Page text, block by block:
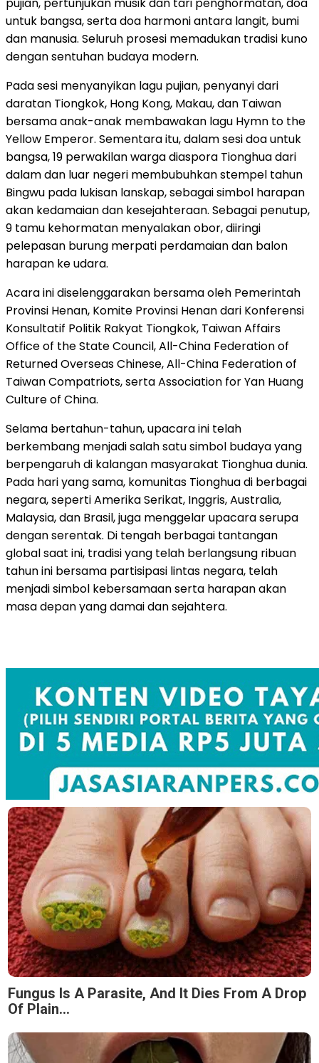
untuk bangsa, serta doa harmoni antara langit, bumi
dan manusia. Seluruh prosesi memadukan tradisi kuno
dengan sentuhan budaya modern.
Pada sesi menyanyikan lagu pujian, penyanyi dari
daratan Tiongkok, Hong Kong, Makau, dan Taiwan
bersama anak-anak membawakan lagu Hymn to the
Yellow Emperor. Sementara itu, dalam sesi doa untuk
bangsa, 19 perwakilan warga diaspora Tionghua dari
dalam dan luar negeri membubuhkan stempel tahun
Bingwu pada lukisan lanskap, sebagai simbol harapan
akan kedamaian dan kesejahteraan. Sebagai penutup,
9 tamu kehormatan menyalakan obor, diiringi
pelepasan burung merpati perdamaian dan balon
harapan ke udara.
Acara ini diselenggarakan bersama oleh Pemerintah
Provinsi Henan, Komite Provinsi Henan dari Konferensi
Konsultatif Politik Rakyat Tiongkok, Taiwan Affairs
Office of the State Council, All-China Federation of
Returned Overseas Chinese, All-China Federation of
Taiwan Compatriots, serta Association for Yan Huang
Culture of China.
Selama bertahun-tahun, upacara ini telah
berkembang menjadi salah satu simbol budaya yang
berpengaruh di kalangan masyarakat Tionghua dunia.
Pada hari yang sama, komunitas Tionghua di berbagai
negara, seperti Amerika Serikat, Inggris, Australia,
Malaysia, dan Brasil, juga menggelar upacara serupa
dengan serentak. Di tengah berbagai tantangan
global saat ini, tradisi yang telah berlangsung ribuan
tahun ini bersama partisipasi lintas negara, telah
menjadi simbol kebersamaan serta harapan akan
masa depan yang damai dan sejahtera.
Fungus Is A Parasite, And It Dies From A Drop
Of Plain...